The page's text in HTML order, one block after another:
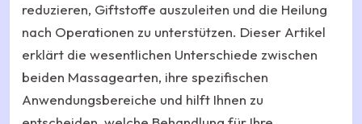
reduzieren, Giftstoffe auszuleiten und die Heilung
nach Operationen zu unterstützen. Dieser Artikel
erklärt die wesentlichen Unterschiede zwischen
beiden Massagearten, ihre spezifischen
Anwendungsbereiche und hilft Ihnen zu